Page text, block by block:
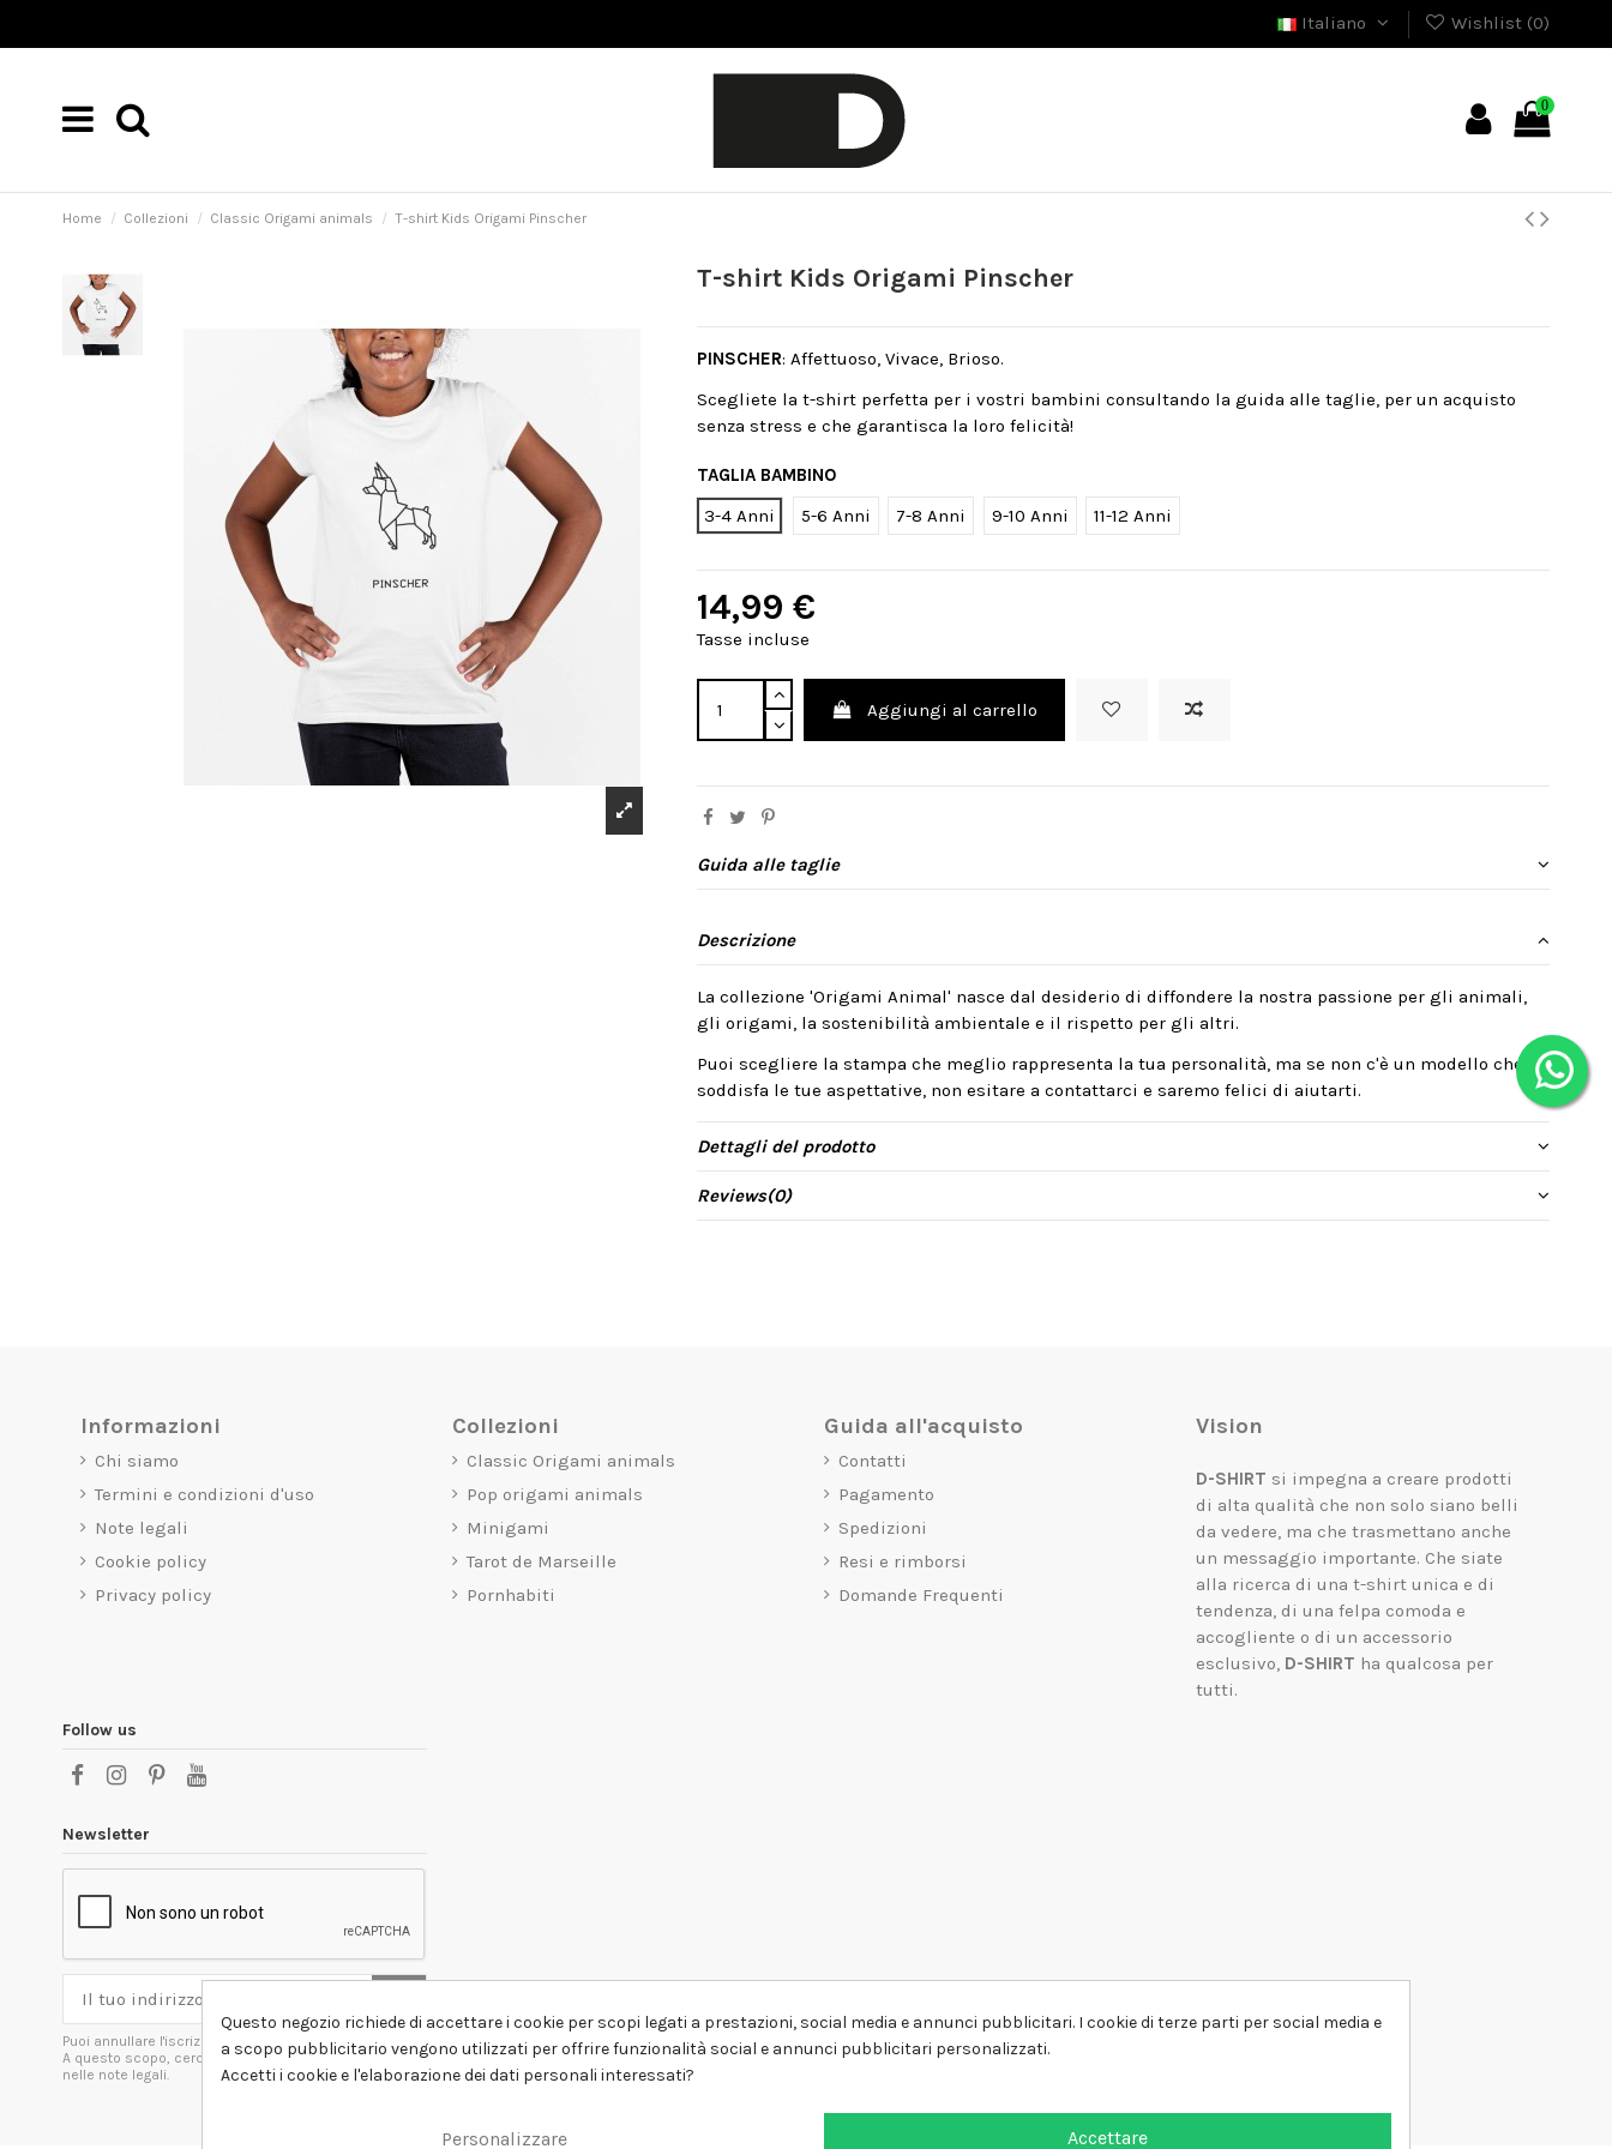
Italiano Wishlist (0)
0
Home Collezioni Classic Origami animals T-shirt Kids Origami Pinscher
T-shirt Kids Origami Pinscher
PINSCHER: Affettuoso, Vivace, Brioso.
Scegliete la t-shirt perfetta per i vostri bambini consultando la guida alle taglie, per un acquisto
senza stress e che garantisca la loro felicità!
TAGLIA BAMBINO
3-4 Anni
5-6 Anni 7-8 Anni 9-10 Anni 11-12 Anni
14,99 €
Tasse incluse
Aggiungi al carrello
Guida alle taglie
Descrizione
La collezione 'Origami Animal' nasce dal desiderio di diffondere la nostra passione per gli animali,
gli origami, la sostenibilità ambientale e il rispetto per gli altri.
Puoi scegliere la stampa che meglio rappresenta la tua personalità, ma se non c'è un modello che
soddisfa le tue aspettative, non esitare a contattarci e saremo felici di aiutarti.
Dettagli del prodotto
Reviews(0)
Informazioni
Chi siamo
Termini e condizioni d'uso
Note legali
Cookie policy
Privacy policy
Collezioni
Classic Origami animals
Pop origami animals
Minigami
Tarot de Marseille
Pornhabiti
Guida all'acquisto
Contatti
Pagamento
Spedizioni
Resi e rimborsi
Domande Frequenti
Vision
D-SHIRT si impegna a creare prodotti
di alta qualità che non solo siano belli
da vedere, ma che trasmettano anche
un messaggio importante. Che siate
alla ricerca di una t-shirt unica e di
tendenza, di una felpa comoda e
accogliente o di un accessorio
esclusivo, D-SHIRT ha qualcosa per
tutti.
Follow us
Newsletter
Puoi annullare l'iscrizione in ogni momenti.
A questo scopo, cerca le info di contatto
nelle note legali.
Questo negozio richiede di accettare i cookie per scopi legati a prestazioni, social media e annunci pubblicitari. I cookie di terze parti per social media e
a scopo pubblicitario vengono utilizzati per offrire funzionalità social e annunci pubblicitari personalizzati.
Accetti i cookie e l'elaborazione dei dati personali interessati?
Accettare
Personalizzare